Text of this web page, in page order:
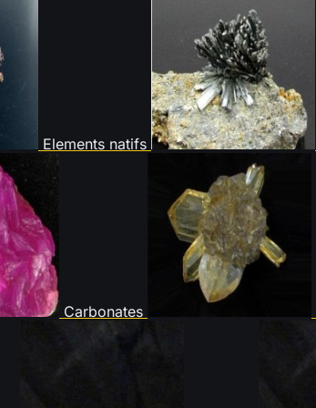
Elements natifs
Carbonates